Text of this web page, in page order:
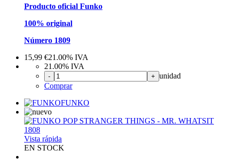
Producto oficial Funko
100% original
Número 1809
15,99 €21.00% IVA
21.00% IVA
- + unidad
Comprar
FUNKO
Vista rápida
EN STOCK